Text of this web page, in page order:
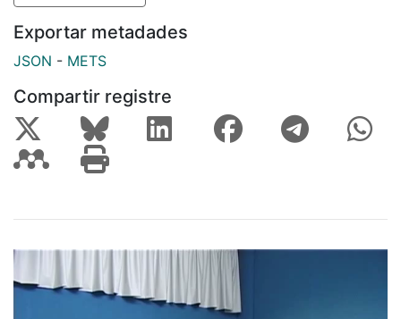
Exportar metadades
JSON - METS
Compartir registre